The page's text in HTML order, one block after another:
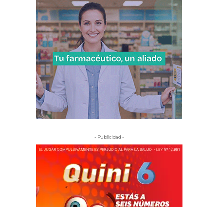
- Publicidad -